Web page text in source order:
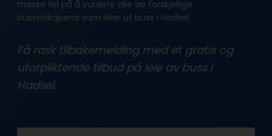
masse tid på å vurdere alle de forskjellige
busselskapene som leier ut buss i Hadsel.
Få rask tilbakemelding med et gratis og
uforpliktende tilbud på leie av buss i
Hadsel.